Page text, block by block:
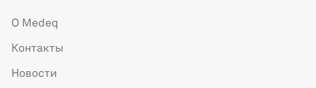
О Medeq
Контакты
Новости